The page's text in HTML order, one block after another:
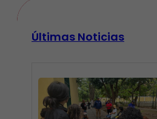
Últimas Noticias